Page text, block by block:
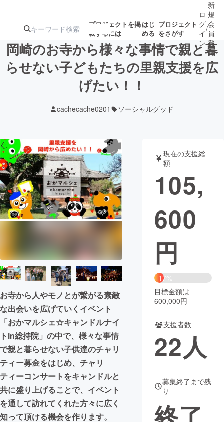
プロジェクトを掲
載するには
はじ
める
プロジェクト
をさがす
注目の新着プロ
ジェクト
募集終了が近いプ
テクノロジー・ガジェット
映像・映画 書籍・雑誌
ビジネス・起業 チャレンジ
まちづくり・地域活性化
CAMPFIRE for Social Good CAMPFIRE Creation
CAMPFIREふるさと納税 machi-ya コミュニティ
ロ
グ
イ
ン
/
新
規
会
員
登
録
岡崎のお寺から様々な事情で親と暮
らせない子どもたちの里親支援を広
げたい！！
cachecache0201 ソーシャルグッド
お寺から人やモノとが繋がる素敵
な出会いを広げていくイベント
「おかマルシェ☆キャンドルナイ
トin総持院」の中で、様々な事情
で親と暮らせない子供達のチャリ
ティー募金をはじめ、チャリ
ティーコンサートをキャンドルと
共に盛り上げることで、イベント
を通して訪れてくれた方々に広く
知って頂ける機会を作ります。
現在の支援総
額
105,
600
円
17%
目標金額は
600,000円
支援者数
22人
募集終了まで残
り